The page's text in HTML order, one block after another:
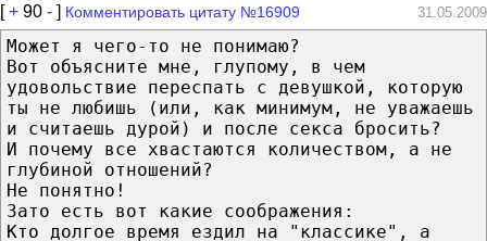
[+ 90 - ] Комментировать цитату №16909 31.05.2009
Может я чего-то не понимаю?
Вот объясните мне, глупому, в чем
удовольствие переспать с девушкой, которую
ты не любишь (или, как минимум, не уважаешь
и считаешь дурой) и после секса бросить?
И почему все хвастаются количеством, а не
глубиной отношений?
Не понятно!
Зато есть вот какие соображения:
Кто долгое время ездил на "классике", а